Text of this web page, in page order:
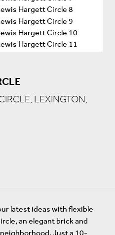
LEXINGTON,
latest ideas with flexible
an elegant brick and
Just a 10-